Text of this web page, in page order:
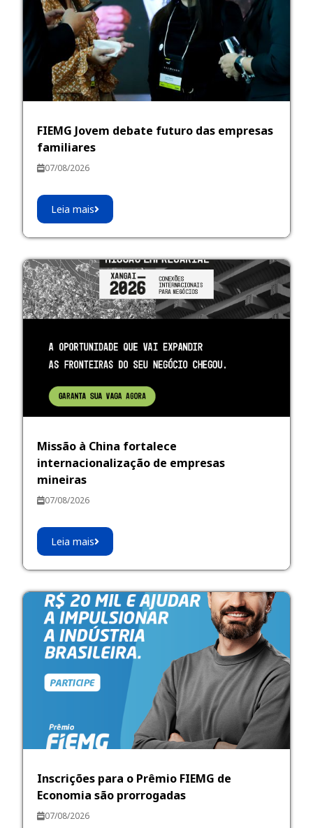
FIEMG Jovem debate futuro das empresas
familiares
07/08/2026
Leia mais
Missão à China fortalece
internacionalização de empresas
mineiras
07/08/2026
Leia mais
Inscrições para o Prêmio FIEMG de
Economia são prorrogadas
07/08/2026